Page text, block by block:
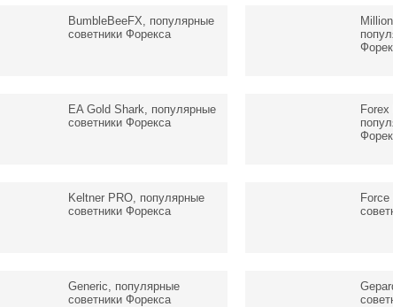
BumbleBeeFX, популярные
советники Форекса
EA Gold Shark, популярные
советники Форекса
Keltner PRO, популярные
советники Форекса
Generic, популярные
советники Форекса